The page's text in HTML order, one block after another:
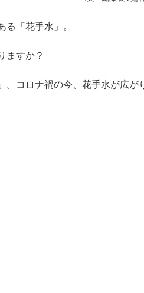
「花手水」。
ますか？
。コロナ禍の今、花手水が広が